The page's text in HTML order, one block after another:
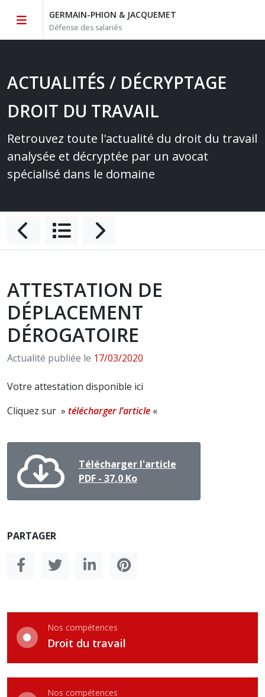
GERMAIN-PHION & JACQUEMET
Défense des salariés
ACTUALITÉS / DÉCRYPTAGE
DROIT DU TRAVAIL
Retrouvez toute l'actualité du droit du travail
analysée et décryptée par un avocat
spécialisé dans le domaine
ATTESTATION DE
DÉPLACEMENT
DÉROGATOIRE
Actualité publiée le 17/03/2020
Votre attestation disponible ici
Cliquez sur » télécharger l’article «
Télécharger l'article
PDF - 37,0 Ko
PARTAGER
Nos compétences
Droit du travail
Nos compétences